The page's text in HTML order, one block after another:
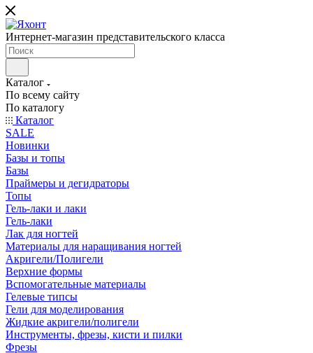
Интернет-магазин представительского класса
Каталог
По всему сайту
По каталогу
Каталог
SALE
Новинки
Базы и топы
Базы
Праймеры и дегидраторы
Топы
Гель-лаки и лаки
Гель-лаки
Лак для ногтей
Материалы для наращивания ногтей
Акригели/Полигели
Верхние формы
Вспомогательные материалы
Гелевые типсы
Гели для моделирования
Жидкие акригели/полигели
Инструменты, фрезы, кисти и пилки
Фрезы